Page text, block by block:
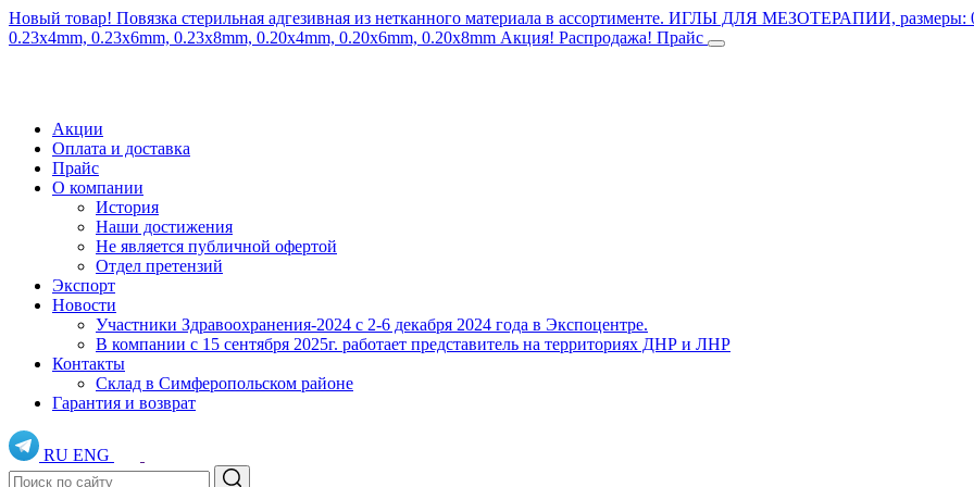
Новый товар! Повязка стерильная адгезивная из нетканного материала в ассортименте. ИГЛЫ ДЛЯ МЕЗОТЕРАПИИ, размеры:
0.23x4mm, 0.23x6mm, 0.23x8mm, 0.20x4mm, 0.20x6mm, 0.20x8mm Акция! Распродажа! Прайс
Акции
Оплата и доставка
Прайс
О компании
История
Наши достижения
Не является публичной офертой
Отдел претензий
Экспорт
Новости
Участники Здравоохранения-2024 с 2-6 декабря 2024 года в Экспоцентре.
В компании с 15 сентября 2025г. работает представитель на территориях ДНР и ЛНР
Контакты
Склад в Симферопольском районе
Гарантия и возврат
RU ENG